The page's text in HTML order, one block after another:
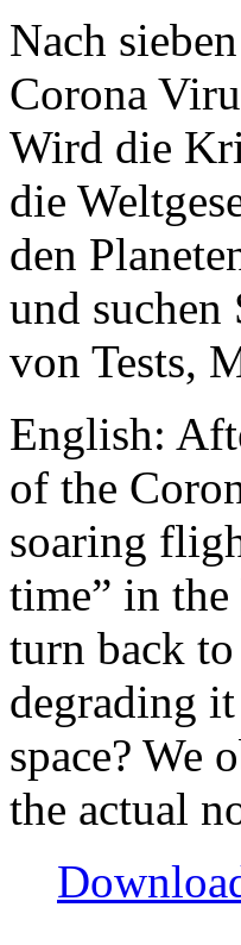
Nach
Corona
Wird die
die
den
und suchen
von Tests,
English:
of the
soaring
time” in
turn back
degrading
space? We
the actual